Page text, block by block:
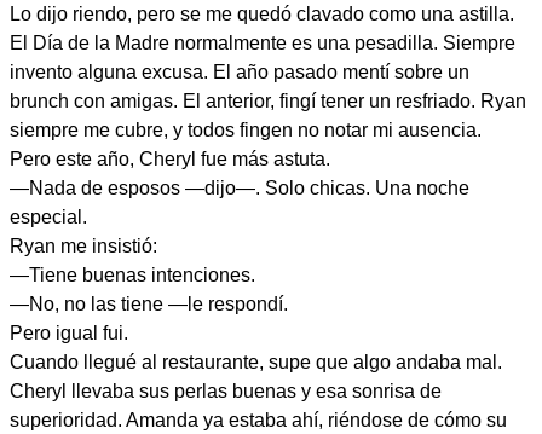
Lo dijo riendo, pero se me quedó clavado como una astilla.
El Día de la Madre normalmente es una pesadilla. Siempre
invento alguna excusa. El año pasado mentí sobre un
brunch con amigas. El anterior, fingí tener un resfriado. Ryan
siempre me cubre, y todos fingen no notar mi ausencia.
Pero este año, Cheryl fue más astuta.
—Nada de esposos —dijo—. Solo chicas. Una noche
especial.
Ryan me insistió:
—Tiene buenas intenciones.
—No, no las tiene —le respondí.
Pero igual fui.
Cuando llegué al restaurante, supe que algo andaba mal.
Cheryl llevaba sus perlas buenas y esa sonrisa de
superioridad. Amanda ya estaba ahí, riéndose de cómo su